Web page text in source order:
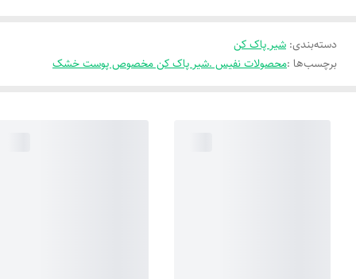
دسته‌بندی: شیر پاک کن
برچسب‌ها :محصولات نفیس .شیر پاک کن مخصوص پوست خشک